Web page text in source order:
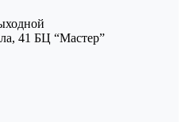
41 БЦ “Мастер”